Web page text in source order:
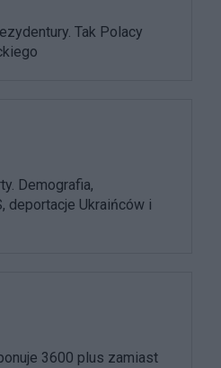
Tak Polacy
Demografia,
deportacje Ukraińców i
3600 plus zamiast